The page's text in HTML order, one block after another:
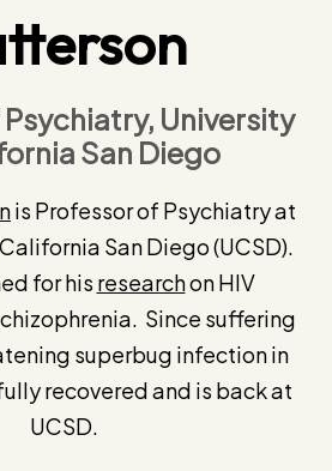
University
San Diego
is Professor of Psychiatry at
San Diego (UCSD).
for his researchon HIV
Since suffering
superbug infection in
recovered and is back at
UCSD.